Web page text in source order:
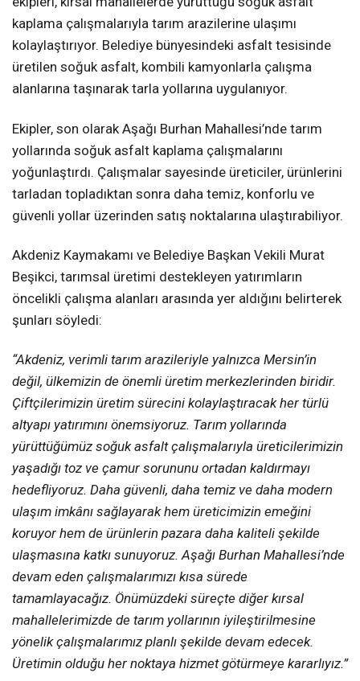
kaplama çalışmalarıyla tarım arazilerine ulaşımı
kolaylaştırıyor. Belediye bünyesindeki asfalt tesisinde
üretilen soğuk asfalt, kombili kamyonlarla çalışma
alanlarına taşınarak tarla yollarına uygulanıyor.
Ekipler, son olarak Aşağı Burhan Mahallesi’nde tarım
yollarında soğuk asfalt kaplama çalışmalarını
yoğunlaştırdı. Çalışmalar sayesinde üreticiler, ürünlerini
tarladan topladıktan sonra daha temiz, konforlu ve
güvenli yollar üzerinden satış noktalarına ulaştırabiliyor.
Akdeniz Kaymakamı ve Belediye Başkan Vekili Murat
Beşikci, tarımsal üretimi destekleyen yatırımların
öncelikli çalışma alanları arasında yer aldığını belirterek
şunları söyledi:
“Akdeniz, verimli tarım arazileriyle yalnızca Mersin’in
değil, ülkemizin de önemli üretim merkezlerinden biridir.
Çiftçilerimizin üretim sürecini kolaylaştıracak her türlü
altyapı yatırımını önemsiyoruz. Tarım yollarında
yürüttüğümüz soğuk asfalt çalışmalarıyla üreticilerimizin
yaşadığı toz ve çamur sorununu ortadan kaldırmayı
hedefliyoruz. Daha güvenli, daha temiz ve daha modern
ulaşım imkânı sağlayarak hem üreticimizin emeğini
koruyor hem de ürünlerin pazara daha kaliteli şekilde
ulaşmasına katkı sunuyoruz. Aşağı Burhan Mahallesi’nde
devam eden çalışmalarımızı kısa sürede
tamamlayacağız. Önümüzdeki süreçte diğer kırsal
mahallelerimizde de tarım yollarının iyileştirilmesine
yönelik çalışmalarımız planlı şekilde devam edecek.
Üretimin olduğu her noktaya hizmet götürmeye kararlıyız.”